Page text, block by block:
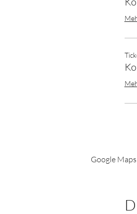
Google